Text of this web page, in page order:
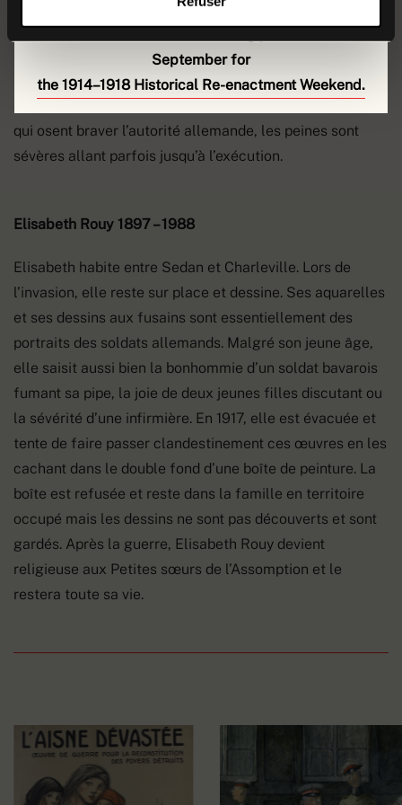
September for
the 1914–1918 Historical Re-enactment Weekend.
Les habitants des territoires occupés doivent se plier à
des réglementations strictes. Ils subissent des
restrictions draconiennes et les réquisitions de l’armée
allemande. Les femmes, les enfants et les vieillards sont
qui osent braver l’autorité allemande, les peines sont
sévères allant parfois jusqu’à l’exécution.
Elisabeth Rouy 1897 – 1988
Elisabeth habite entre Sedan et Charleville. Lors de
l’invasion, elle reste sur place et dessine. Ses aquarelles
et ses dessins aux fusains sont essentiellement des
portraits des soldats allemands. Malgré son jeune âge,
elle saisit aussi bien la bonhommie d’un soldat bavarois
fumant sa pipe, la joie de deux jeunes filles discutant ou
la sévérité d’une infirmière. En 1917, elle est évacuée et
tente de faire passer clandestinement ces œuvres en les
cachant dans le double fond d’une boîte de peinture. La
boîte est refusée et reste dans la famille en territoire
occupé mais les dessins ne sont pas découverts et sont
gardés. Après la guerre, Elisabeth Rouy devient
religieuse aux Petites sœurs de l’Assomption et le
restera toute sa vie.